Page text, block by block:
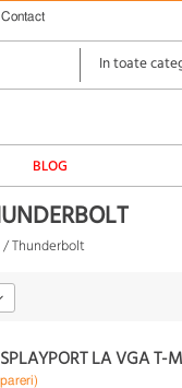
Contact
BLOG
Thunderbolt
LA VGA T-